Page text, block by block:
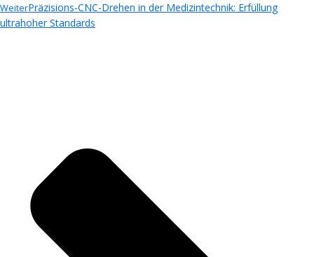
WeiterPräzisions-CNC-Drehen in der Medizintechnik: Erfüllung
ultrahoher Standards